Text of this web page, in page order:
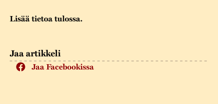
Jaa artikkeli
Jaa Facebookissa
Lisää tietoa tulossa.